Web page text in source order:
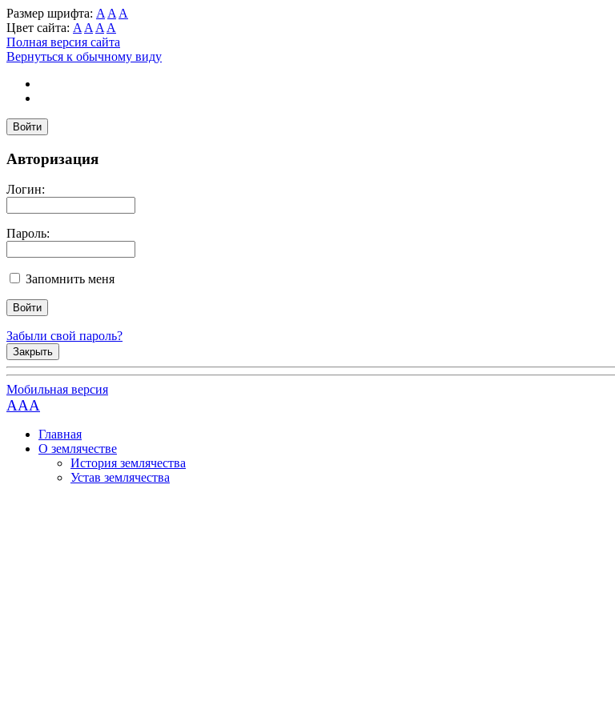
Размер шрифта: A A A
Цвет сайта: A A A A
Полная версия сайта
Вернуться к обычному виду
Войти
Авторизация
Логин:
Пароль:
Запомнить меня
Забыли свой пароль?
Закрыть
Мобильная версия
AAA
Главная
О землячестве
История землячества
Устав землячества